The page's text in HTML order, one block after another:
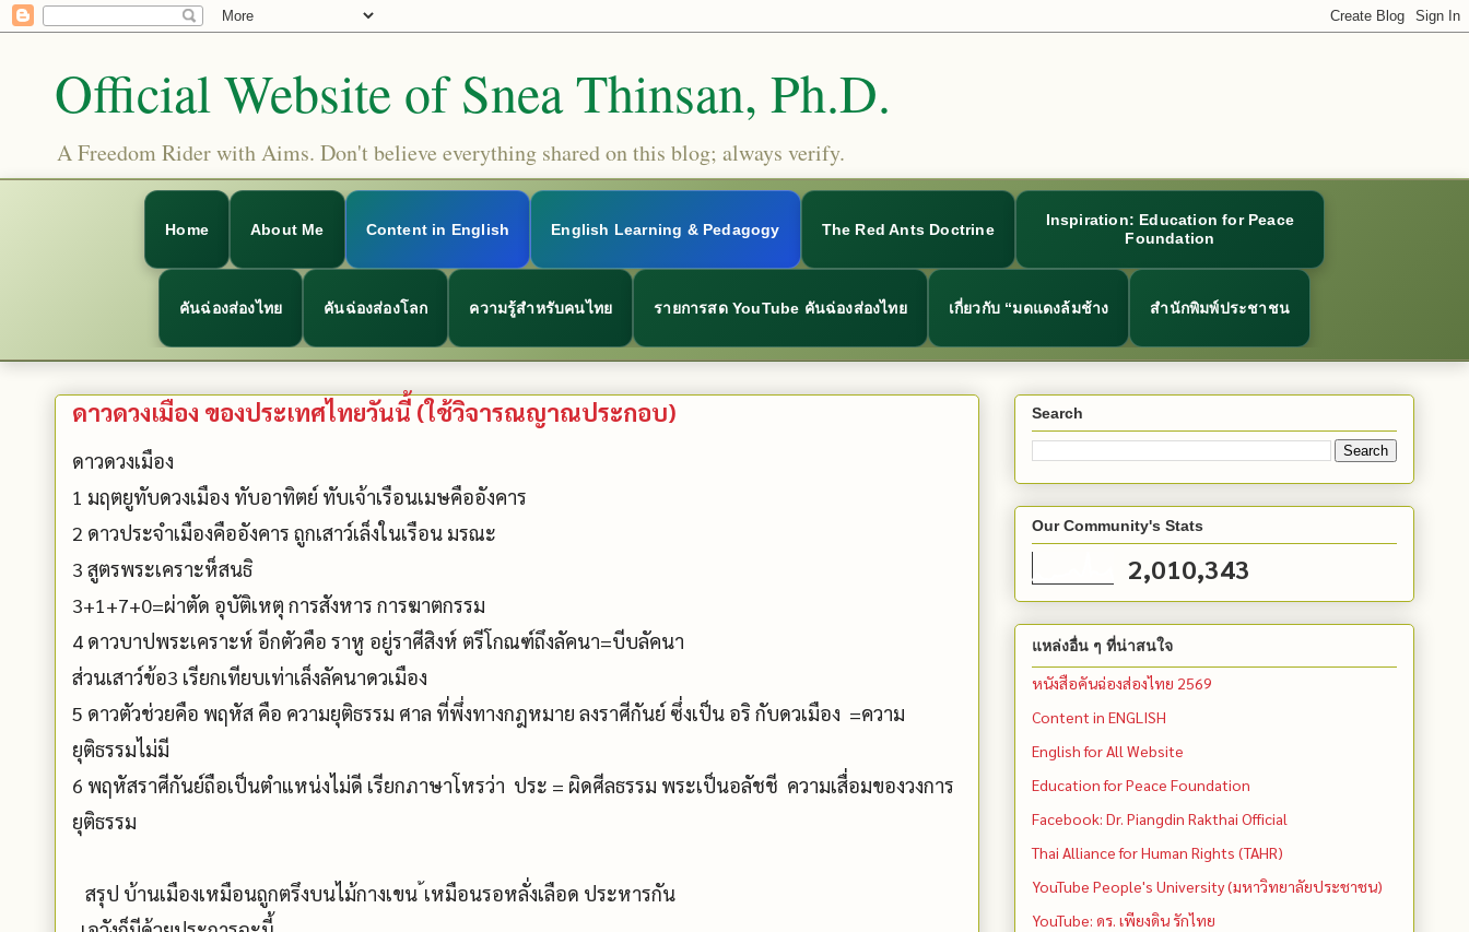
Official Website of Snea Thinsan, Ph.D.
A Freedom Rider with Aims. Don't believe everything shared on this blog; always verify.
Home About Me Content in English English Learning & Pedagogy The Red Ants Doctrine
Inspiration: Education for Peace
Foundation
คันฉ่องส่องไทย คันฉ่องส่องโลก ความรู้สำหรับคนไทย รายการสด YouTube คันฉ่องส่องไทย เกี่ยวกับ “มดแดงล้มช้าง สำนักพิมพ์ประชาชน
ดาวดวงเมือง ของประเทศไทยวันนี้ (ใช้วิจารณญาณประกอบ)
ดาวดวงเมือง
1 มฤตยูทับดวงเมือง ทับอาทิตย์ ทับเจ้าเรือนเมษคืออังคาร
2 ดาวประจำเมืองคืออังคาร ถูกเสาว์เล็งในเรือน มรณะ
3 สูตรพระเคราะห็สนธิ
3+1+7+0=ผ่าตัด อุบัติเหตุ การสังหาร การฆาตกรรม
4 ดาวบาปพระเคราะห์ อีกตัวคือ ราหู อยู่ราศีสิงห์ ตรีโกณฑ์ถึงลัคนา=บีบลัคนา
ส่วนเสาว์ข้อ3 เรียกเทียบเท่าเล็งลัคนาดวเมือง
5 ดาวตัวช่วยคือ พฤหัส คือ ความยุติธรรม ศาล ที่พึ่งทางกฎหมาย ลงราศีกันย์ ซึ่งเป็น อริ กับดวเมือง =ความ
ยุติธรรมไม่มี
6 พฤหัสราศีกันย์ถือเป็นตำแหน่งไม่ดี เรียกภาษาโหรว่า ประ = ผิดศีลธรรม พระเป็นอลัชชี ความเสื่อมของวงการ
ยุติธรรม
สรุป บ้านเมืองเหมือนถูกตรึงบนไม้กางเขน ้เหมือนรอหลั่งเลือด ประหารกัน
Search
Our Community's Stats
2,010,343
แหล่งอื่น ๆ ที่น่าสนใจ
หนังสือคันฉ่องส่องไทย 2569
Content in ENGLISH
English for All Website
Education for Peace Foundation
Facebook: Dr. Piangdin Rakthai Official
Thai Alliance for Human Rights (TAHR)
YouTube People's University (มหาวิทยาลัยประชาชน)
YouTube: ดร. เพียงดิน รักไทย